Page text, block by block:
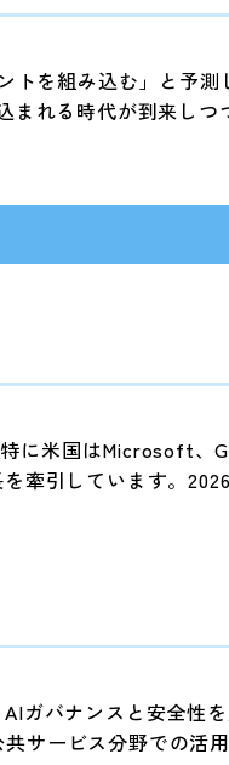
を組み込む」と予測
れる時代が到来しつ
に米国はMicrosoft、
牽引しています。
ガバナンスと安全性
サービス分野での活用